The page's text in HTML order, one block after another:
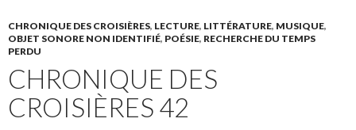
CHRONIQUE DES CROISIÈRES, LECTURE, LITTÉRATURE, MUSIQUE,
OBJET SONORE NON IDENTIFIÉ, POÉSIE, RECHERCHE DU TEMPS
PERDU
CHRONIQUE DES
CROISIÈRES 42